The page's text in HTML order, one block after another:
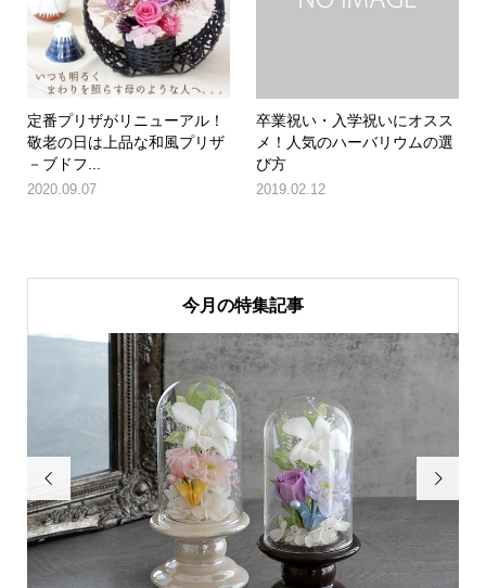
定番プリザがリニューアル！
敬老の日は上品な和風プリザ
－ブドフ...
2020.09.07
卒業祝い・入学祝いにオスス
メ！人気のハーバリウムの選
び方
2019.02.12
今月の特集記事
 